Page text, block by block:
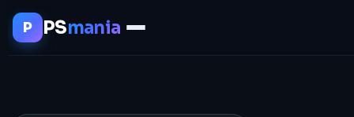
P PSmania